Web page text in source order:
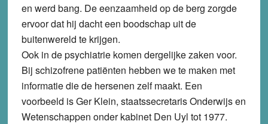
en werd bang. De eenzaamheid op de berg zorgde
ervoor dat hij dacht een boodschap uit de
buitenwereld te krijgen.
Ook in de psychiatrie komen dergelijke zaken voor.
Bij schizofrene patiënten hebben we te maken met
informatie die de hersenen zelf maakt. Een
voorbeeld is Ger Klein, staatssecretaris Onderwijs en
Wetenschappen onder kabinet Den Uyl tot 1977.